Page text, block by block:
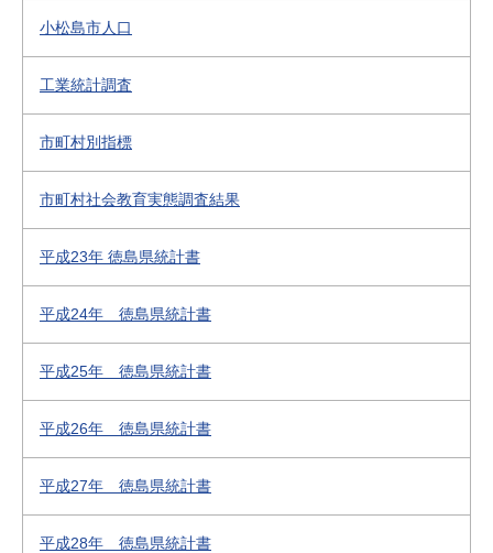
小松島市人口
工業統計調査
市町村別指標
市町村社会教育実態調査結果
平成23年 徳島県統計書
平成24年 徳島県統計書
平成25年 徳島県統計書
平成26年 徳島県統計書
平成27年 徳島県統計書
平成28年 徳島県統計書